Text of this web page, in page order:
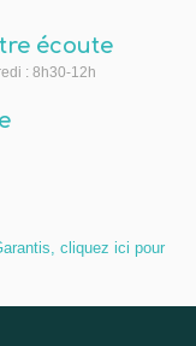
écoute
: 8h30-12h
cliquez ici pour